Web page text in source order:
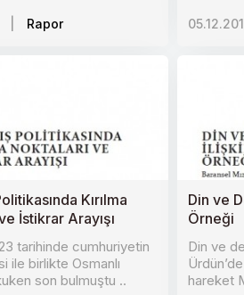
Rapor
Kırılma
İstikrar Arayışı
tarihinde cumhuriyetin
ile birlikte Osmanlı
son bulmuştu ..
Din ve
Örneği
Din ve
hareket